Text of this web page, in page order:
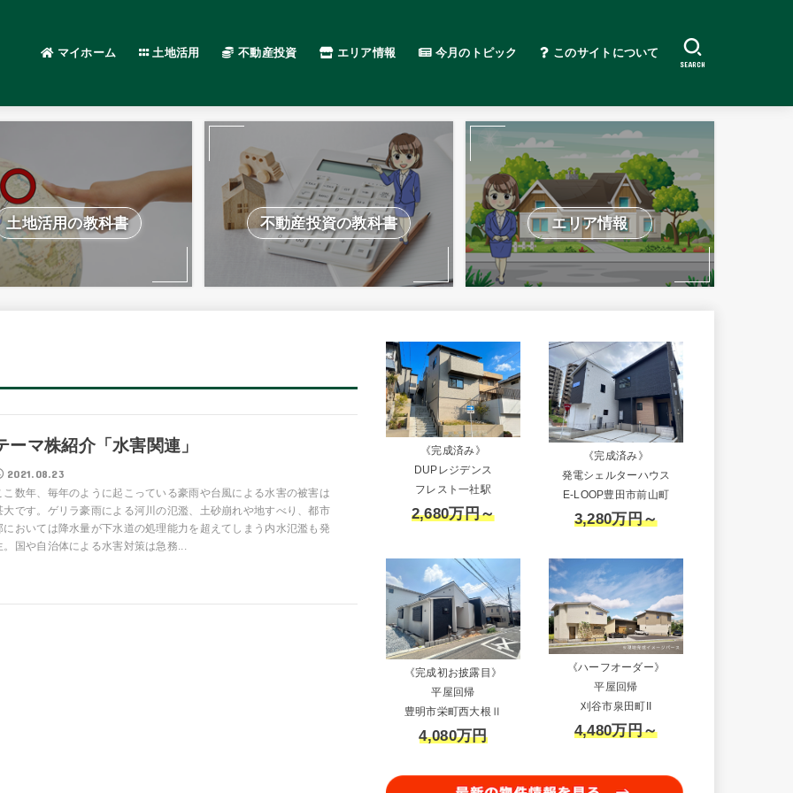
マイホーム 土地活用 不動産投資 エリア情報 今月のトピック このサイトについて
SEARCH
土地活用の教科書 不動産投資の教科書 エリア情報
ーマ株紹介「水害関連」
2021.08.23
こ数年、毎年のように起こっている豪雨や台風による水害の被害は
大です。ゲリラ豪雨による河川の氾濫、土砂崩れや地すべり、都市
においては降水量が下水道の処理能力を超えてしまう内水氾濫も発
。国や自治体による水害対策は急務...
《完成済み》
DUPレジデンス
フレスト一社駅
2,680万円～
《完成済み》
発電シェルターハウス
E-LOOP豊田市前山町
3,280万円～
《完成初お披露目》
平屋回帰
豊明市栄町西大根Ⅱ
4,080万円
《ハーフオーダー》
平屋回帰
刈谷市泉田町II
4,480万円～